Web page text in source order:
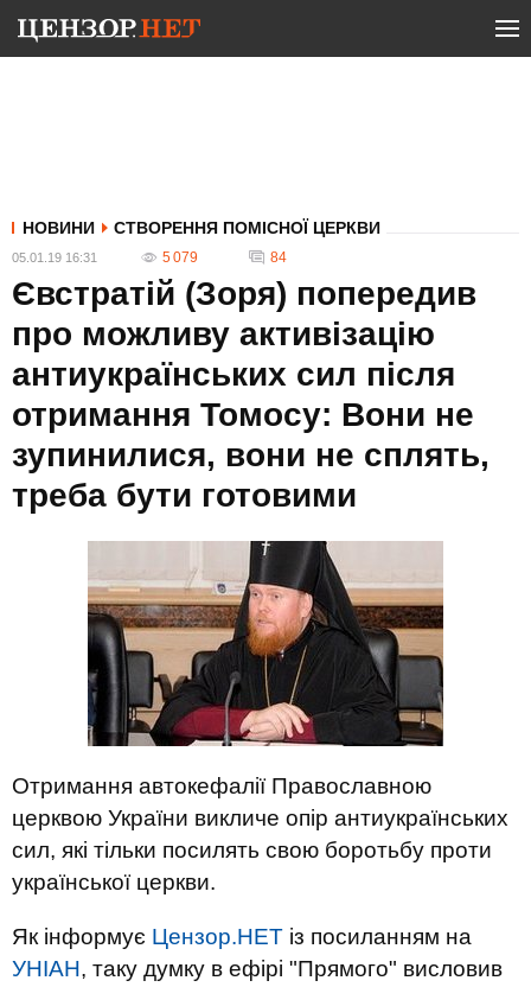
НОВИНИ СТВОРЕННЯ ПОМІСНОЇ ЦЕРКВИ
05.01.19 16:31 5 079 84
Євстратій (Зоря) попередив
про можливу активізацію
антиукраїнських сил після
отримання Томосу: Вони не
зупинилися, вони не сплять,
треба бути готовими
Отримання автокефалії Православною
церквою України викличе опір антиукраїнських
сил, які тільки посилять свою боротьбу проти
української церкви.
Як інформує Цензор.НЕТ із посиланням на
УНІАН, таку думку в ефірі "Прямого" висловив